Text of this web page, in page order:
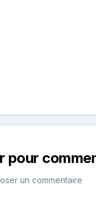
pour
un commentaire